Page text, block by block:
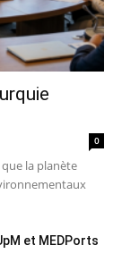
0
la planète
et MEDPorts